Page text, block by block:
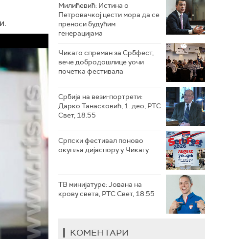
Милићевић: Истина о
Петровачкој цести мора да се
преноси будућим
генерацијама
Чикаго спреман за Србфест,
вече добродошлице уочи
почетка фестивала
Србија на вези-портрети:
Дарко Танасковић, 1. део, РТС
Свет, 18.55
Српски фестивал поново
окупља дијаспору у Чикагу
ТВ минијатуре: Јована на
крову света, РТС Свет, 18.55
КОМЕНТАРИ